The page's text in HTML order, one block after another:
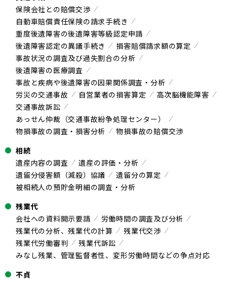
保険会社との賠償交渉
自動車賠償責任保険の請求手続き
重度後遺障害の後遺障害等級認定申請
後遺障害認定の異議手続き
損害賠償請求額の算定
事故状況の調査及び過失割合の分析
後遺障害の医療調査
事故と疾病や後遺障害の因果関係調査・分析
労災の交通事故
自営業者の損害算定
高次脳機能障害
交通事故訴訟
あっせん仲裁（交通事故紛争処理センター）
物損事故の調査・損害分析
物損事故の賠償交渉
相続
遺産内容の調査
遺産の評価・分析
遺留分侵害額（減殺）協議
遺留分の算定
被相続人の預貯金明細の調査・分析
残業代
会社への資料開示要請
労働時間の調査及び分析
残業代の分析、残業代の計算
残業代交渉
残業代労働審判
残業代訴訟
みなし残業、管理監督者性、変形労働時間などの争点対応
不貞